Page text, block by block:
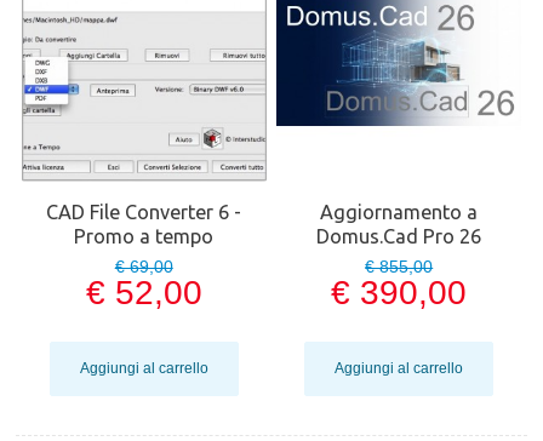
CAD File Converter 6 -
Promo a tempo
€ 69,00
€ 52,00
Aggiungi al carrello
Aggiornamento a
Domus.Cad Pro 26
€ 855,00
€ 390,00
Aggiungi al carrello